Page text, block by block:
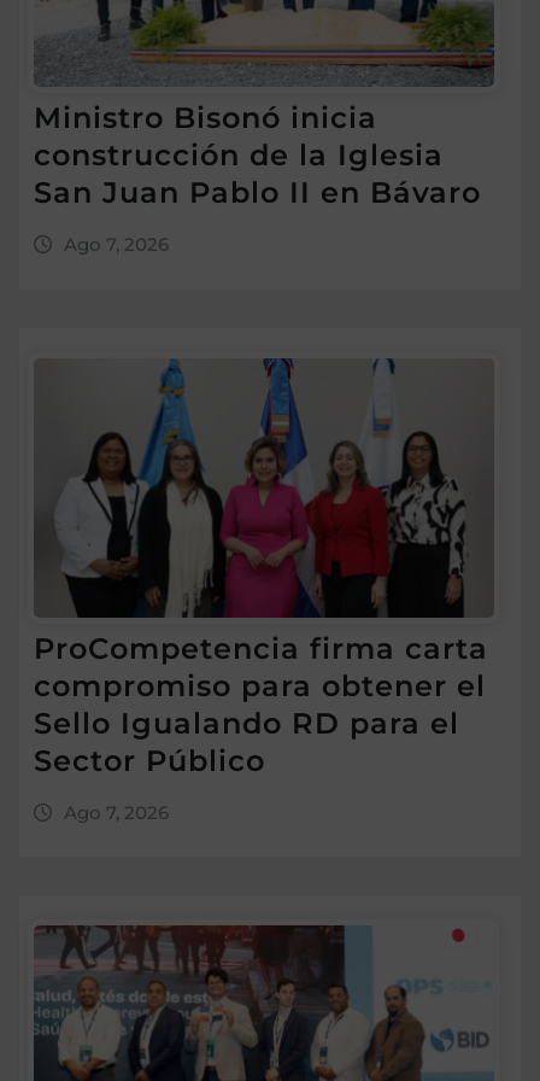
Ministro Bisonó inicia
construcción de la Iglesia
San Juan Pablo II en Bávaro
Ago 7, 2026
ProCompetencia firma carta
compromiso para obtener el
Sello Igualando RD para el
Sector Público
Ago 7, 2026